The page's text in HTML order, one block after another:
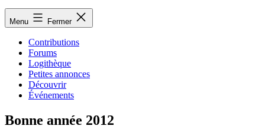
Menu Fermer
Contributions
Forums
Logithèque
Petites annonces
Découvrir
Événements
Bonne année 2012